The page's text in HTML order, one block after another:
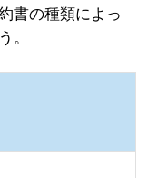
書の種類によっ
。